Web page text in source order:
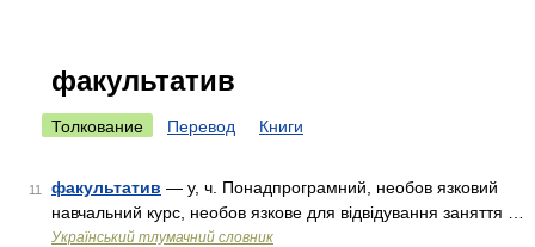
факультатив
Толкование Перевод Книги
11 факультатив — у, ч. Понадпрограмний, необов язковий
навчальний курс, необов язкове для відвідування заняття …
Український тлумачний словник